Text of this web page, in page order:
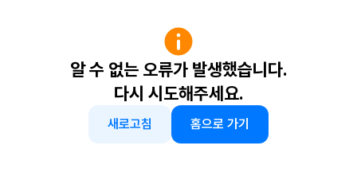
알 수 없는 오류가 발생했습니다.
다시 시도해주세요.
새로고침 홈으로 가기